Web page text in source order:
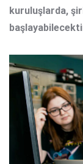
kuruluşlarda,